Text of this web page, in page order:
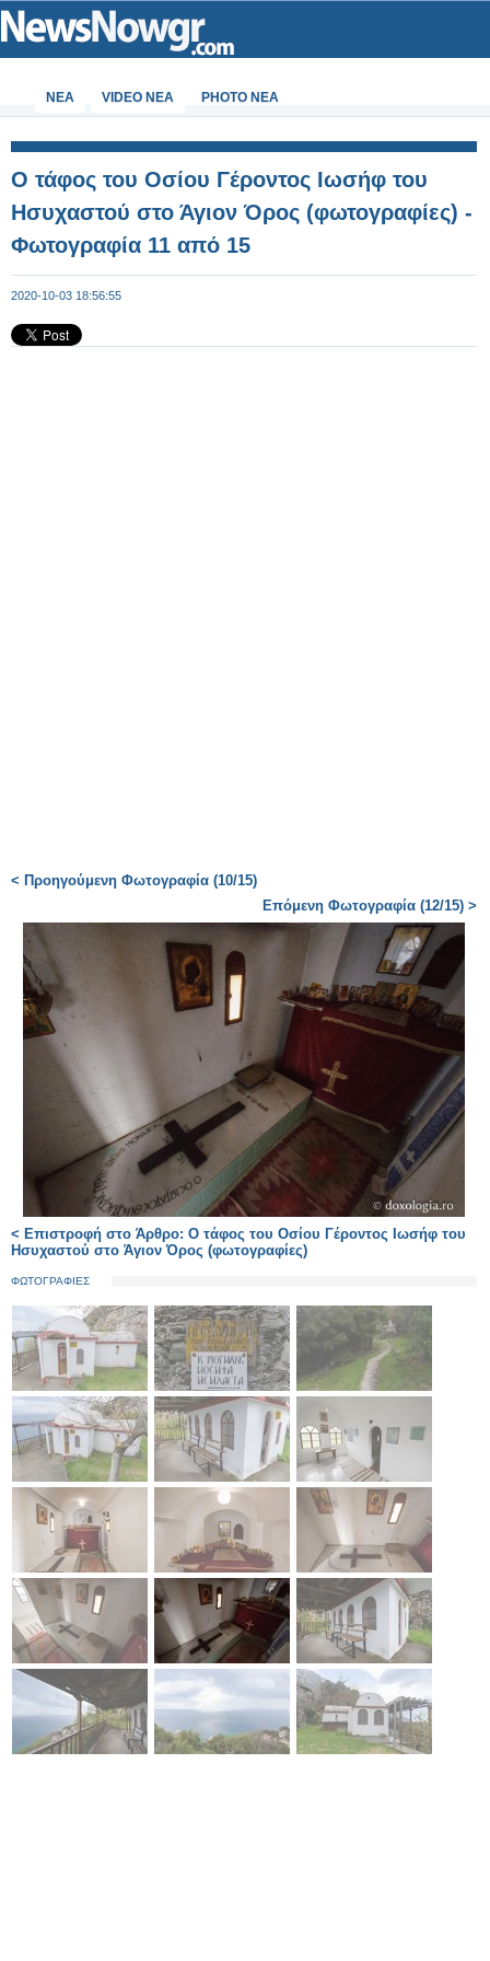
ΝΕΑ VIDEO NEA PHOTO NEA
Ο τάφος του Οσίου Γέροντος Ιωσήφ του
Ησυχαστού στο Άγιον Όρος (φωτογραφίες) -
Φωτογραφία 11 από 15
2020-10-03 18:56:55
< Προηγούμενη Φωτογραφία (10/15)
Επόμενη Φωτογραφία (12/15) >
< Επιστροφή στο Άρθρο: Ο τάφος του Οσίου Γέροντος Ιωσήφ του
Ησυχαστού στο Άγιον Όρος (φωτογραφίες)
ΦΩΤΟΓΡΑΦΙΕΣ